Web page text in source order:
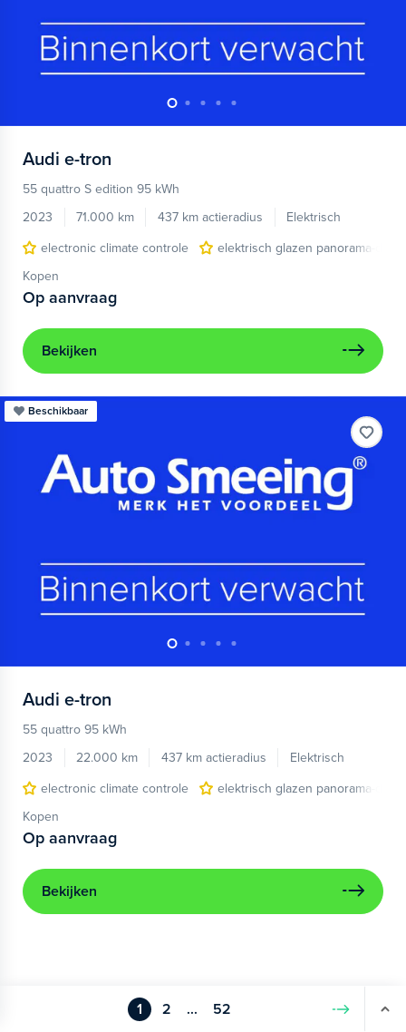
Audi e-tron
55 quattro S edition 95 kWh
2023
71.000 km 437 km actieradius
Elektrisch
electronic climate controle
elektrisch glazen panorama-dak
Kopen
Op aanvraag
Bekijken
Beschikbaar
Audi e-tron
55 quattro 95 kWh
2023
22.000 km 437 km actieradius
Elektrisch
electronic climate controle
elektrisch glazen panorama-dak
Kopen
Op aanvraag
Bekijken
1 2 ... 52 Volgende